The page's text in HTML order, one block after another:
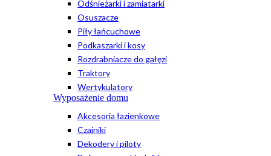
Odśnieżarki i zamiatarki
Osuszacze
Piły łańcuchowe
Podkaszarki i kosy
Rozdrabniacze do gałęzi
Traktory
Wertykulatory
Wyposażenie domu
Akcesoria łazienkowe
Czajniki
Dekodery i piloty